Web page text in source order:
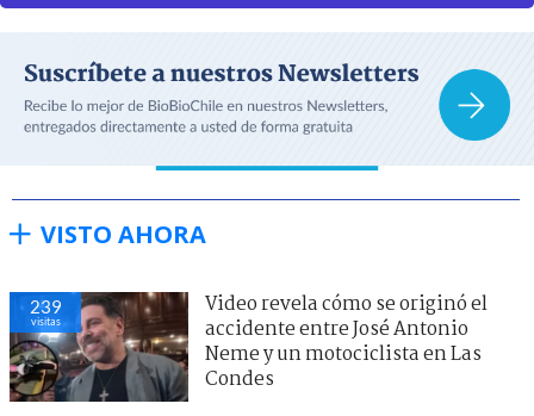
VISTO AHORA
239
visitas
Video revela cómo se originó el
accidente entre José Antonio
Neme y un motociclista en Las
Condes